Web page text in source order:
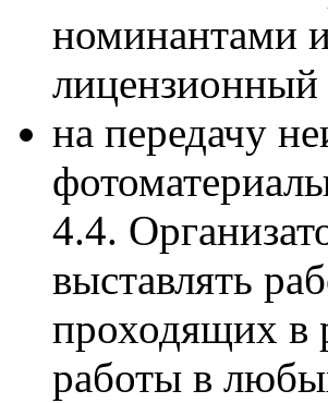
номинантами
лицензионный
на передачу
4.4.
выставлять
проходящих в
работы в